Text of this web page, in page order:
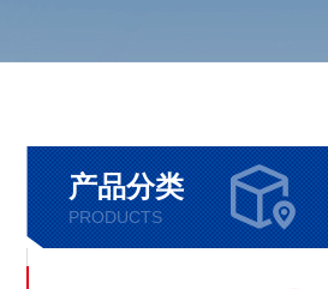
产品分类
PRODUCTS